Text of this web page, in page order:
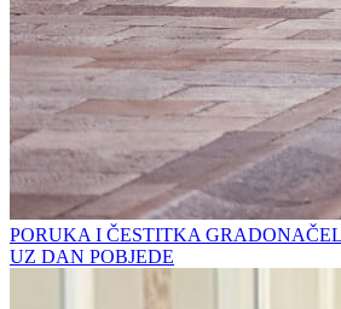
PORUKA I ČESTITKA
UZ DAN POBJEDE